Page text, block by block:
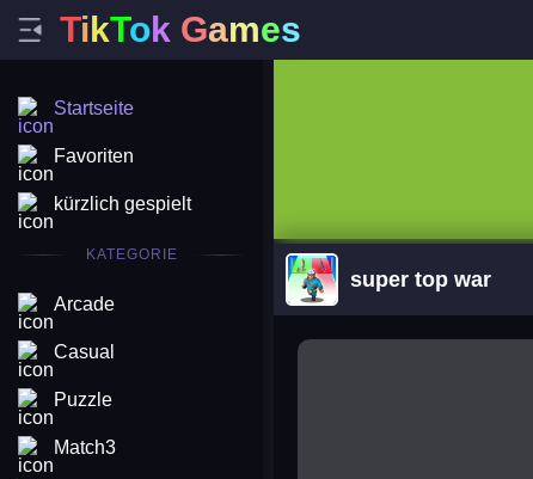
TikTok Games
Startseite
Favoriten
kürzlich gespielt
KATEGORIE
Arcade
Casual
Puzzle
Match3
super top war
arena king